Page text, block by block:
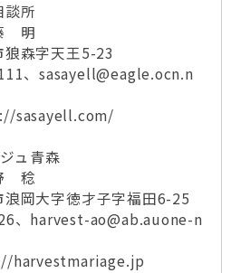
談所
明
森字天王5-23
、sasayell@eagle.ocn.n
sasayell.com/
ュ青森
稔
岡大字徳才子字福田6-25
、harvest-ao@ab.auone-n
harvestmariage.jp